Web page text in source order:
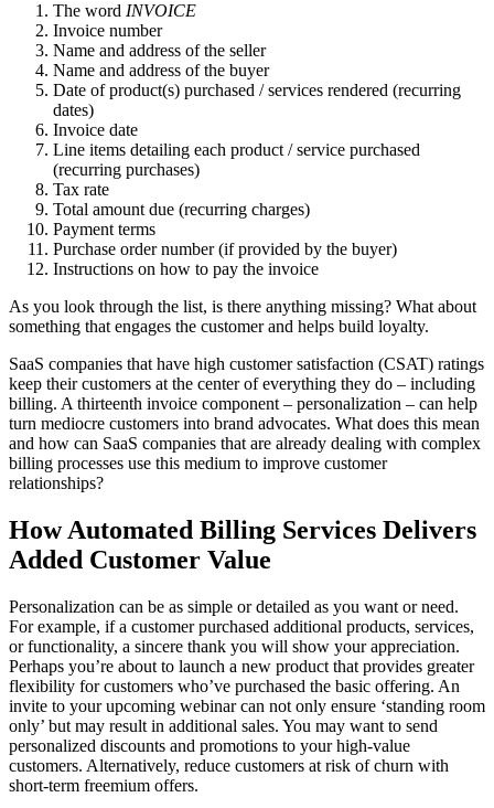
The word INVOICE
Invoice number
Name and address of the seller
Name and address of the buyer
Date of product(s) purchased / services rendered (recurring
dates)
Invoice date
Line items detailing each product / service purchased
(recurring purchases)
Tax rate
Total amount due (recurring charges)
Payment terms
Purchase order number (if provided by the buyer)
Instructions on how to pay the invoice
As you look through the list, is there anything missing? What about
something that engages the customer and helps build loyalty.
SaaS companies that have high customer satisfaction (CSAT) ratings
keep their customers at the center of everything they do – including
billing. A thirteenth invoice component – personalization – can help
turn mediocre customers into brand advocates. What does this mean
and how can SaaS companies that are already dealing with complex
billing processes use this medium to improve customer
relationships?
How Automated Billing Services Delivers
Added Customer Value
Personalization can be as simple or detailed as you want or need.
For example, if a customer purchased additional products, services,
or functionality, a sincere thank you will show your appreciation.
Perhaps you’re about to launch a new product that provides greater
flexibility for customers who’ve purchased the basic offering. An
invite to your upcoming webinar can not only ensure ‘standing room
only’ but may result in additional sales. You may want to send
personalized discounts and promotions to your high-value
customers. Alternatively, reduce customers at risk of churn with
short-term freemium offers.